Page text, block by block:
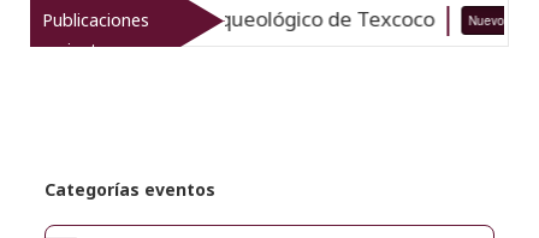
Publicaciones
recientes
el patrimonio arqueológico de Texcoco Nuevo
Categorías eventos